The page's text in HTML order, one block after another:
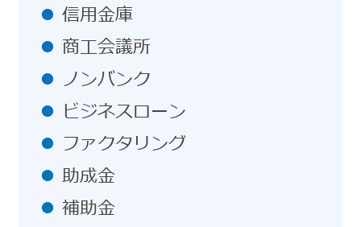
信用金庫
商工会議所
ノンバンク
ビジネスローン
ファクタリング
助成金
補助金